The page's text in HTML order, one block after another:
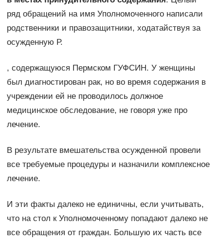
ряд обращений на имя Уполномоченного написали
родственники и правозащитники, ходатайствуя за
осужденную Р.
, содержащуюся Пермском ГУФСИН. У женщины
был диагностирован рак, но во время содержания в
учреждении ей не проводилось должное
медицинское обследование, не говоря уже про
лечение.
В результате вмешательства осужденной провели
все требуемые процедуры и назначили комплексное
лечение.
И эти факты далеко не единичны, если учитывать,
что на стол к Уполномоченному попадают далеко не
все обращения от граждан. Большую их часть все